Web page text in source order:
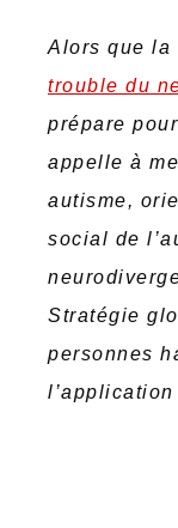
Alors que la
trouble du
prépare
appelle à
autisme,
social de
Stratégie
personnes